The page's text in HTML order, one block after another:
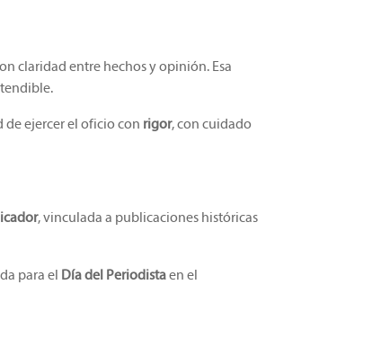
claridad entre hechos y opinión. Esa
ejercer el oficio con rigor, con cuidado
, vinculada a publicaciones históricas
para el Día del Periodistaen el